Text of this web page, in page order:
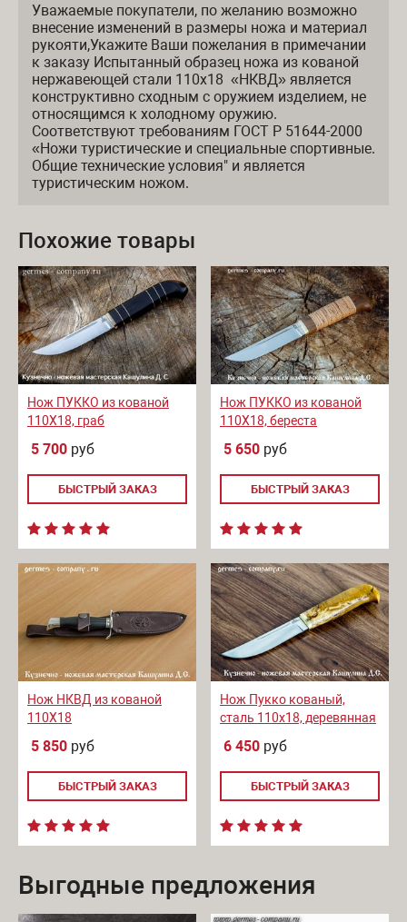
Уважаемые покупатели, по желанию возможно
внесение изменений в размеры ножа и материал
рукояти,Укажите Ваши пожелания в примечании
к заказу Испытанный образец ножа из кованой
нержавеющей стали 110х18 «НКВД» является
конструктивно сходным с оружием изделием, не
относящимся к холодному оружию.
Соответствуют требованиям ГОСТ Р 51644-2000
«Ножи туристические и специальные спортивные.
Общие технические условия" и является
туристическим ножом.
Похожие товары
Нож ПУККО из кованой
110Х18, граб
5 700 руб
БЫСТРЫЙ ЗАКАЗ
Нож ПУККО из кованой
110Х18, береста
5 650 руб
БЫСТРЫЙ ЗАКАЗ
Нож НКВД из кованой
110Х18
5 850 руб
БЫСТРЫЙ ЗАКАЗ
Нож Пукко кованый,
сталь 110х18, деревянная
6 450 руб
БЫСТРЫЙ ЗАКАЗ
Выгодные предложения